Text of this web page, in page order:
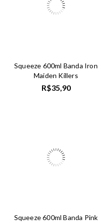
Squeeze 600ml Banda Iron
Maiden Killers
R$35,90
Squeeze 600ml Banda Pink